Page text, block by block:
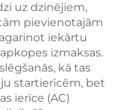
uz dzinējiem,
pievienotajām
iekārtu
izmaksas.
kā tas
startierīcēm, bet
ierīce (AC)